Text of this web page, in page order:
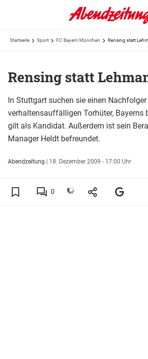
Startseite Sport FC Bayern München Rensing statt
Rensing statt
In Stuttgart suchen sie einen
verhaltensauffälligen Torhüter, Bayerns
gilt als Kandidat. Außerdem ist sein
Manager Heldt befreundet.
Abendzeitung | 18. Dezember 2009 - 17:00 Uhr
0